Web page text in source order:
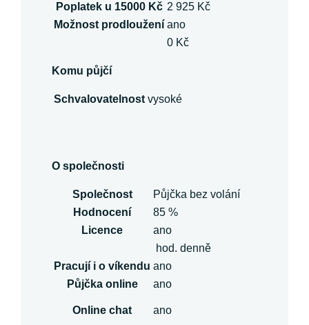
Poplatek u 15000 Kč 2 925 Kč
Možnost prodloužení ano
0 Kč
Komu půjčí
Schvalovatelnost vysoké
O společnosti
Společnost
Půjčka bez volání
Hodnocení
85 %
Licence
ano
hod. denně
Pracují i o víkendu ano
Půjčka online
ano
Online chat ano